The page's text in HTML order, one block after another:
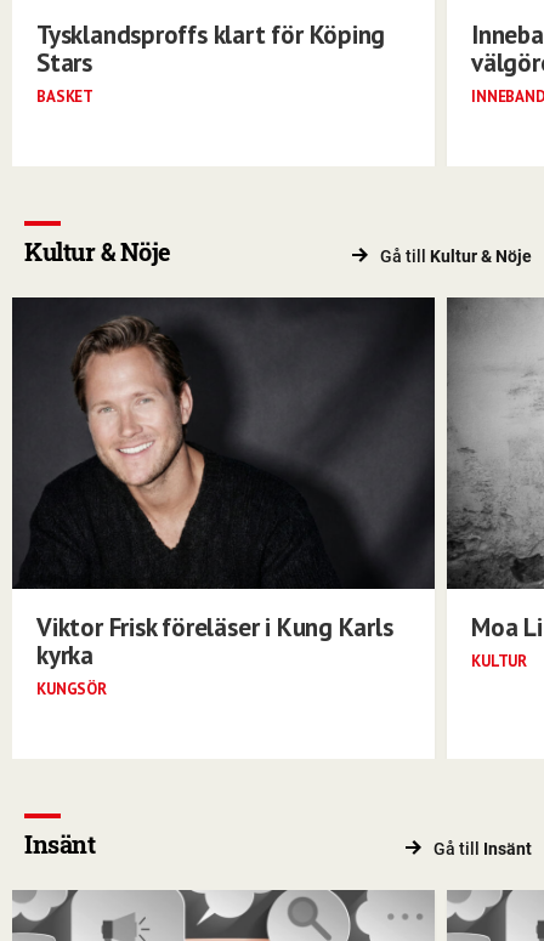
Tysklandsproffs klart för Köping
Stars
BASKET
Kultur & Nöje Gå till Kultur & Nöje
Viktor Frisk föreläser i Kung Karls
kyrka
KUNGSÖR
Moa
KULTUR
Insänt Gå till Insänt